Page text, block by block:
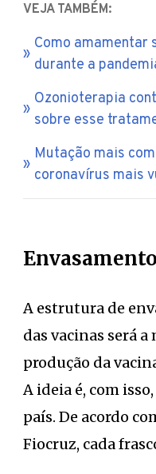
VEJA TAMBÉM:
Como amamentar
durante a
Ozonioterapia
sobre esse
Mutação mais
coronavírus mais
A estrutura de
das vacinas será a
produção da
A ideia é, com
país. De acordo
Fiocruz, cada